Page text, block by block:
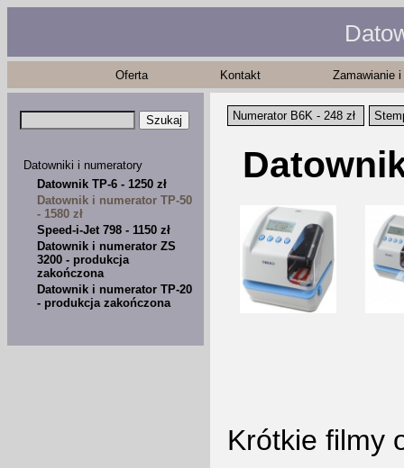
Oferta Kontakt Zamawianie
Datowniki i numeratory
Datownik TP-6 - 1250 zł
Datownik i numerator TP-50
- 1580 zł
Speed-i-Jet 798 - 1150 zł
Datownik i numerator ZS
3200 - produkcja
zakończona
Datownik i numerator TP-20
- produkcja zakończona
Numerator B6K - 248 zł
Krótkie filmy